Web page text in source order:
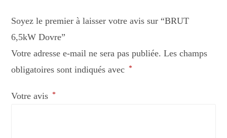
Soyez le premier à laisser votre avis sur “BRUT
6,5kW Dovre”
Votre adresse e-mail ne sera pas publiée. Les champs
obligatoires sont indiqués avec *
Votre avis *